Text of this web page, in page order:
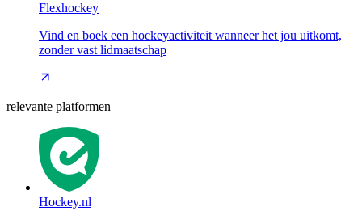
Flexhockey
Vind en boek een hockeyactiviteit wanneer het jou uitkomt,
zonder vast lidmaatschap
relevante platformen
Hockey.nl